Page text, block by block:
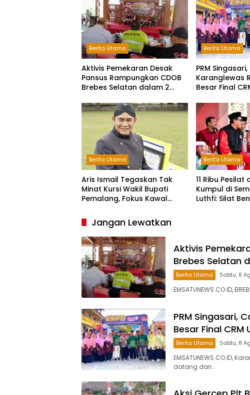
Berita Utama
Aktivis Pemekaran Desak
Pansus Rampungkan CDOB
Brebes Selatan dalam 2
Berita Utama
PRM
Karanglewas
Besar Final
Berita Utama
Aris Ismail Tegaskan Tak
Minat Kursi Wakil Bupati
Pemalang, Fokus Kawal
Berita Utama
11 Ribu
Kumpul di
Luthfi: Silat
Jangan Lewatkan
Aktivis
Brebes Selatan
Berita Utama Sabtu, 8
EMSATUNEWS.CO.ID,
PRM Singasari,
Besar Final
Berita Utama Sabtu, 8
EMSATUNEWS.CO.ID,
datang dari…